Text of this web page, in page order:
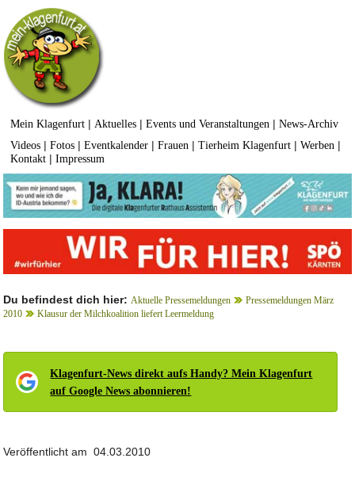
Mein Klagenfurt | Aktuelles |Events und Veranstaltungen |News-Archiv
Videos |Fotos |Eventkalender |Frauen |Tierheim Klagenfurt |Werben |
Kontakt |Impressum
Du befindest dich hier: Aktuelle Pressemeldungen
Pressemeldungen März
2010
Klausur der Milchkoalition liefert Leermeldung
Klagenfurt-News direkt aufs Handy? Mein Klagenfurt
auf Google News abonnieren!
Veröffentlicht am 04.03.2010